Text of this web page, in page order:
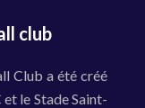
club
Club a été créé
le Stade Saint-